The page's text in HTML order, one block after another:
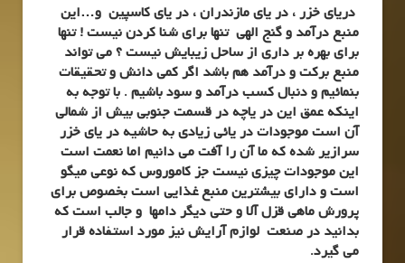
دریای خزر ، در یای مازندران ، در یای کاسپین و…این
منبع درآمد و گنج الهی تنها برای شنا کردن نیست ! تنها
برای بهره بر داری از ساحل زیبایش نیست ؟ می تواند
منبع برکت و درآمد هم باشد اگر کمی دانش و تحقیقات
بنمائیم و دنبال کسب درآمد و سود باشیم . با توجه به
اینکه عمق این در یاچه در قسمت جنوبی بیش از شمالی
آن است موجودات در یائی زیادی به حاشیه در یای خزر
سرازیر شده که ما آن را آفت می دانیم اما نعمت است
این موجودات چیزی نیست جز کاموروس که نوعی میگو
است و دارای بیشترین منبع غذایی است بخصوص برای
پرورش ماهی قزل آلا و حتی دیگر دامها و جالب است که
بدانید در صنعت لوازم آرایش نیز مورد استفاده قرار
می گیرد.